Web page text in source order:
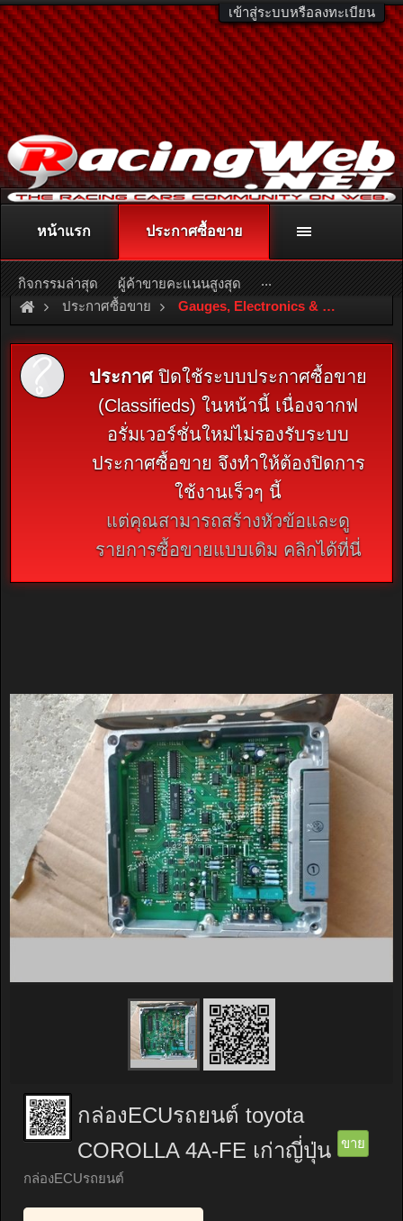
เข้าสู่ระบบหรือลงทะเบียน
ติดต่อลงโฆษณา racingweb@gmail.com
หรือโทร. 081-811-1138
หรืออ่านรายละเอียดเพิ่มเติม คลิกที่นี่
ประกาศซื้อขาย Gauges, Electronics & ECU
ประกาศปิดใช้ระบบประกาศซื้อขาย
(Classifieds) ในหน้านี้ เนื่องจากฟ
อรั่มเวอร์ชั่นใหม่ไม่รองรับระบบ
ประกาศซื้อขาย จึงทำให้ต้องปิดการ
ใช้งานเร็วๆ นี้
แต่คุณสามารถสร้างหัวข้อและดู
รายการซื้อขายแบบเดิม คลิกได้ที่นี่
กล่องECUรถยนต์ toyota
COROLLA 4A-FE เก่าญี่ปุ่น
ขาย
กล่องECUรถยนต์
หน้าแรก ประกาศซื้อขาย
กิจกรรมล่าสุด ผู้ค้าขายคะแนนสูงสุด ...